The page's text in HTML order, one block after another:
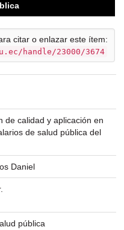
citar o enlazar este ítem:
handle/23000/3674
de calidad y aplicación en
de salud pública del
Daniel
pública